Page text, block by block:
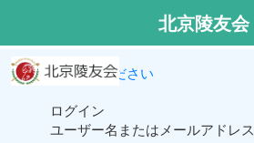
ログインしてください
ログイン
ユーザー名またはメールアドレス
北京陵友会